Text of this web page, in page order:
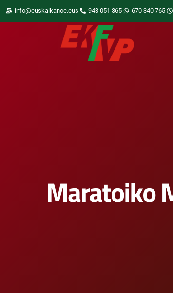
info@euskalkanoe.eus 943 051 365 670 340 765
Maratoiko